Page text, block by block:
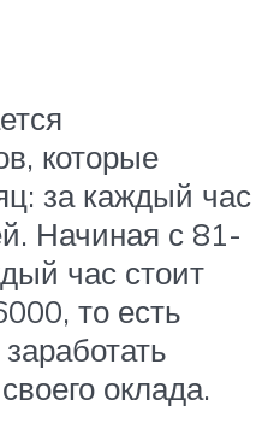
которые
за каждый час
Начиная с 81-
час стоит
то есть
оклада.